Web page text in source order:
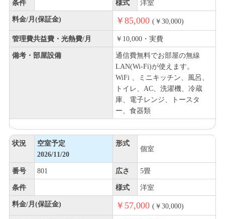
条件 様式 洋室
料金/月(保証金) ￥85,000 (￥30,000)
管理費共益費・光熱費/月 ￥10,000・実費
備考・部屋設備
通信費無料でお部屋の無線
LAN(Wi-Fi)が使えます。
WiFi 、ミニキッチン、風呂、
トイレ、AC、洗濯機、冷蔵
庫、電子レンジ、トースタ
ー、食器類
状況
空室予定
2026/11/20
形式
個室
番号 801 広さ 5畳
条件 様式 洋室
料金/月(保証金) ￥57,000 (￥30,000)